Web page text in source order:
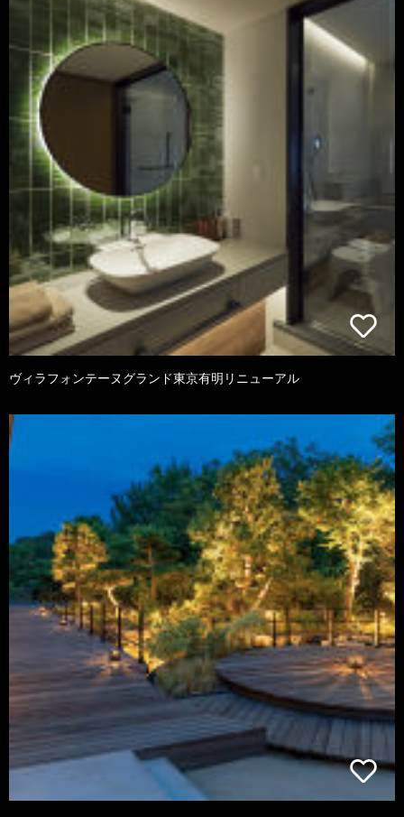
ヴィラフォンテーヌグランド東京有明リニューアル